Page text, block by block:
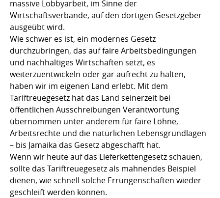
massive Lobbyarbeit, im Sinne der
Wirtschaftsverbände, auf den dortigen Gesetzgeber
ausgeübt wird.
Wie schwer es ist, ein modernes Gesetz
durchzubringen, das auf faire Arbeitsbedingungen
und nachhaltiges Wirtschaften setzt, es
weiterzuentwickeln oder gar aufrecht zu halten,
haben wir im eigenen Land erlebt. Mit dem
Tariftreuegesetz hat das Land seinerzeit bei
öffentlichen Ausschreibungen Verantwortung
übernommen unter anderem für faire Löhne,
Arbeitsrechte und die natürlichen Lebensgrundlagen
– bis Jamaika das Gesetz abgeschafft hat.
Wenn wir heute auf das Lieferkettengesetz schauen,
sollte das Tariftreuegesetz als mahnendes Beispiel
dienen, wie schnell solche Errungenschaften wieder
geschleift werden können.